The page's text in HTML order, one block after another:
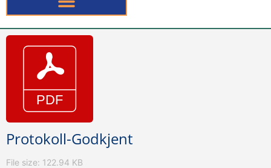
Protokoll-Godkjent
File size: 122.94 KB